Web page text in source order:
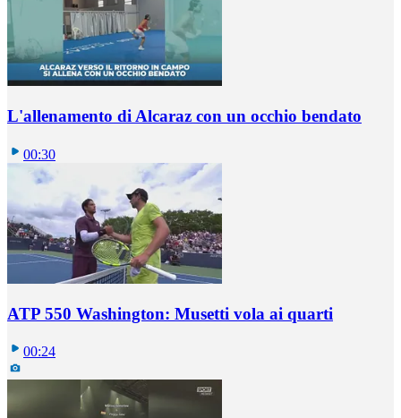
L'allenamento di Alcaraz con un occhio bendato
00:30
ATP 550 Washington: Musetti vola ai quarti
00:24